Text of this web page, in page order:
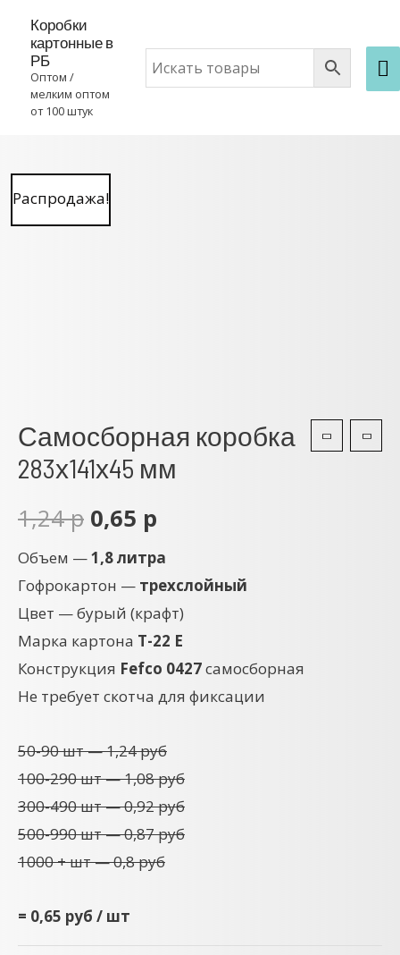
Коробки
картонные в
РБ
Оптом /
мелким оптом
от 100 штук
Распродажа!
Самосборная коробка
283х141х45 мм
1,24р 0,65 р
Объем —1,8 литра
Гофрокартон — трехслойный
Цвет — бурый (крафт)
Марка картона Т-22 Е
Конструкция Fefco 0427самосборная
Не требует скотча для фиксации
50-90 шт — 1,24 руб
100-290 шт — 1,08 руб
300-490 шт — 0,92 руб
500-990 шт — 0,87 руб
1000 + шт — 0,8 руб
= 0,65 руб / шт